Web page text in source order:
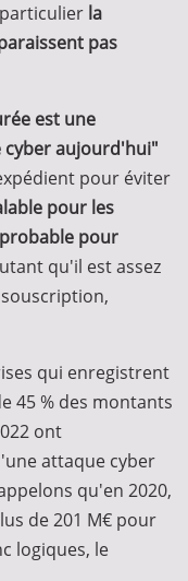
la
pas
est une
cyber aujourd'hui"
pour éviter
pour les
pour
qu'il est assez
qui enregistrent
45 % des montants
ont
attaque cyber
qu'en 2020,
de 201 M€ pour
logiques, le